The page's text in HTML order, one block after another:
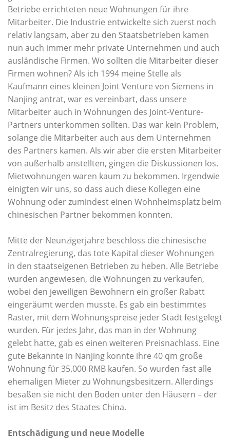
Betriebe errichteten neue Wohnungen für ihre
Mitarbeiter. Die Industrie entwickelte sich zuerst noch
relativ langsam, aber zu den Staatsbetrieben kamen
nun auch immer mehr private Unternehmen und auch
ausländische Firmen. Wo sollten die Mitarbeiter dieser
Firmen wohnen? Als ich 1994 meine Stelle als
Kaufmann eines kleinen Joint Venture von Siemens in
Nanjing antrat, war es vereinbart, dass unsere
Mitarbeiter auch in Wohnungen des Joint-Venture-
Partners unterkommen sollten. Das war kein Problem,
solange die Mitarbeiter auch aus dem Unternehmen
des Partners kamen. Als wir aber die ersten Mitarbeiter
von außerhalb anstellten, gingen die Diskussionen los.
Mietwohnungen waren kaum zu bekommen. Irgendwie
einigten wir uns, so dass auch diese Kollegen eine
Wohnung oder zumindest einen Wohnheimsplatz beim
chinesischen Partner bekommen konnten.
Mitte der Neunzigerjahre beschloss die chinesische
Zentralregierung, das tote Kapital dieser Wohnungen
in den staatseigenen Betrieben zu heben. Alle Betriebe
wurden angewiesen, die Wohnungen zu verkaufen,
wobei den jeweiligen Bewohnern ein großer Rabatt
eingeräumt werden musste. Es gab ein bestimmtes
Raster, mit dem Wohnungspreise jeder Stadt festgelegt
wurden. Für jedes Jahr, das man in der Wohnung
gelebt hatte, gab es einen weiteren Preisnachlass. Eine
gute Bekannte in Nanjing konnte ihre 40 qm große
Wohnung für 35.000 RMB kaufen. So wurden fast alle
ehemaligen Mieter zu Wohnungsbesitzern. Allerdings
besaßen sie nicht den Boden unter den Häusern – der
ist im Besitz des Staates China.
Entschädigung und neue Modelle